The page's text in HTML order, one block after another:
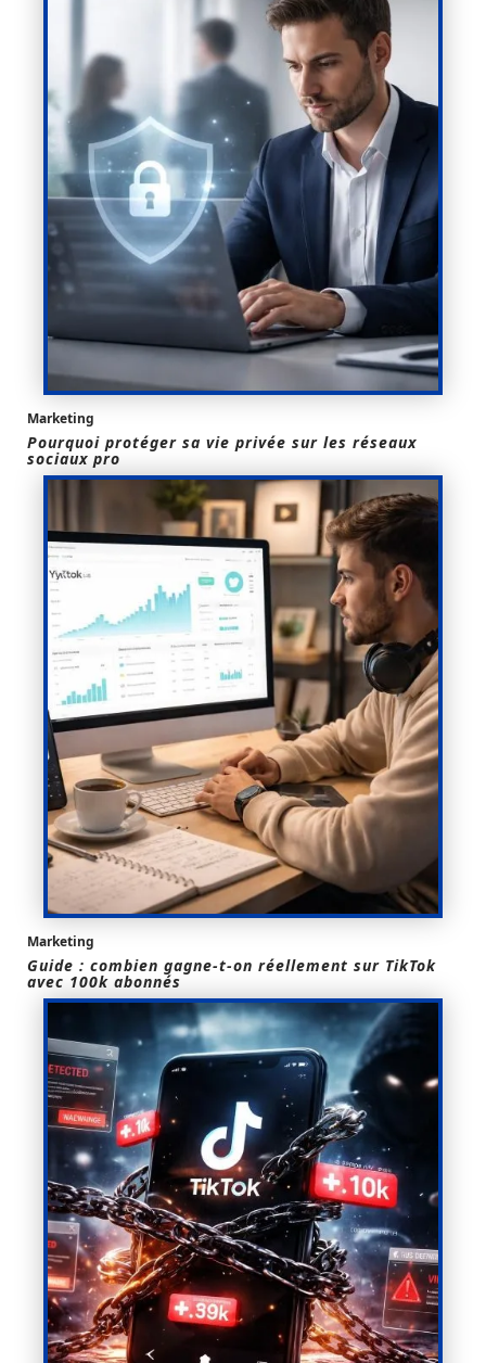
Marketing
Pourquoi protéger sa vie privée sur les réseaux
sociaux pro
Marketing
Guide : combien gagne-t-on réellement sur TikTok
avec 100k abonnés